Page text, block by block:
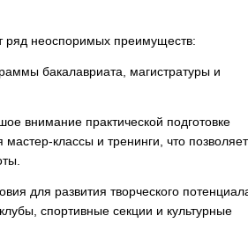
ряд неоспоримых преимуществ:
бакалавриата, магистратуры и
внимание практической подготовке
классы и тренинги, что позволяет
для развития творческого
спортивные секции и культурные